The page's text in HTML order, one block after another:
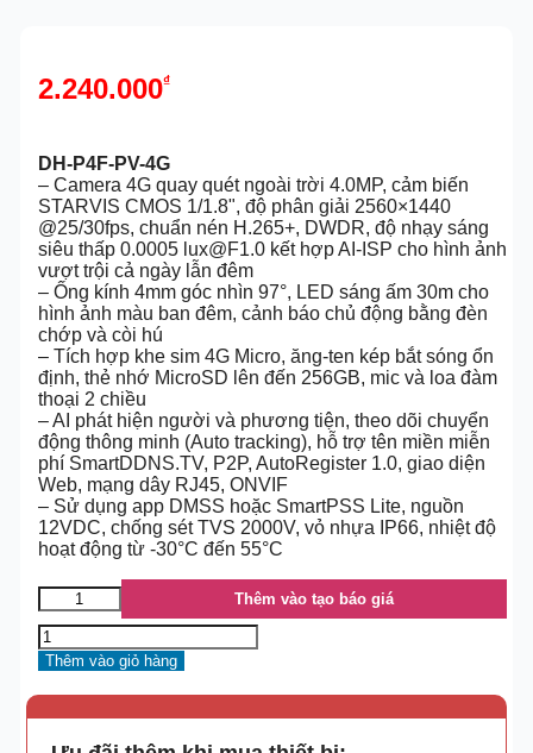
2.240.000₫
DH-P4F-PV-4G
– Camera 4G quay quét ngoài trời 4.0MP, cảm biến
STARVIS CMOS 1/1.8", độ phân giải 2560×1440
@25/30fps, chuẩn nén H.265+, DWDR, độ nhạy sáng
siêu thấp 0.0005 lux@F1.0 kết hợp AI-ISP cho hình ảnh
vượt trội cả ngày lẫn đêm
– Ống kính 4mm góc nhìn 97°, LED sáng ấm 30m cho
hình ảnh màu ban đêm, cảnh báo chủ động bằng đèn
chớp và còi hú
– Tích hợp khe sim 4G Micro, ăng-ten kép bắt sóng ổn
định, thẻ nhớ MicroSD lên đến 256GB, mic và loa đàm
thoại 2 chiều
– AI phát hiện người và phương tiện, theo dõi chuyển
động thông minh (Auto tracking), hỗ trợ tên miền miễn
phí SmartDDNS.TV, P2P, AutoRegister 1.0, giao diện
Web, mạng dây RJ45, ONVIF
– Sử dụng app DMSS hoặc SmartPSS Lite, nguồn
12VDC, chống sét TVS 2000V, vỏ nhựa IP66, nhiệt độ
hoạt động từ -30°C đến 55°C
Thêm vào tạo báo giá
Thêm vào giỏ hàng